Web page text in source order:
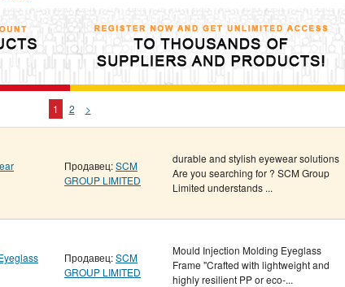
1 2 >
Продавец:SCM
GROUP LIMITED
durable and stylish eyewear solutions
Are you searching for ? SCM Group
Limited understands ...
Продавец:SCM
GROUP LIMITED
Mould Injection Molding Eyeglass
Frame "Crafted with lightweight and
highly resilient PP or eco-...